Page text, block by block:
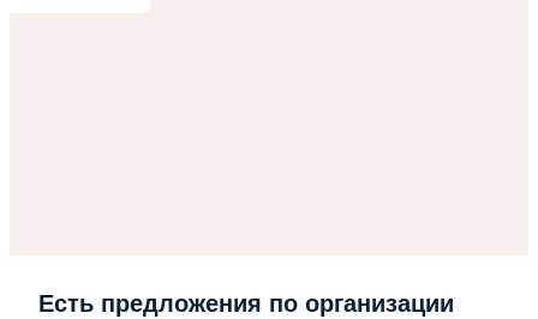
Есть предложения по организации